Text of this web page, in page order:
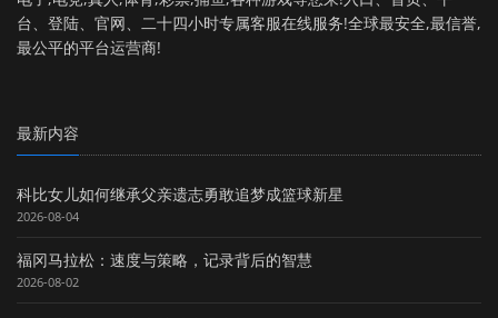
台、登陆、官网、二十四小时专属客服在线服务!全球最安全,最信誉,
最公平的平台运营商!
最新内容
科比女儿如何继承父亲遗志勇敢追梦成篮球新星
2026-08-04
福冈马拉松：速度与策略，记录背后的智慧
2026-08-02